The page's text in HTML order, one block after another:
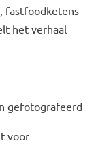
fastfoodketens
het verhaal
gefotografeerd
voor